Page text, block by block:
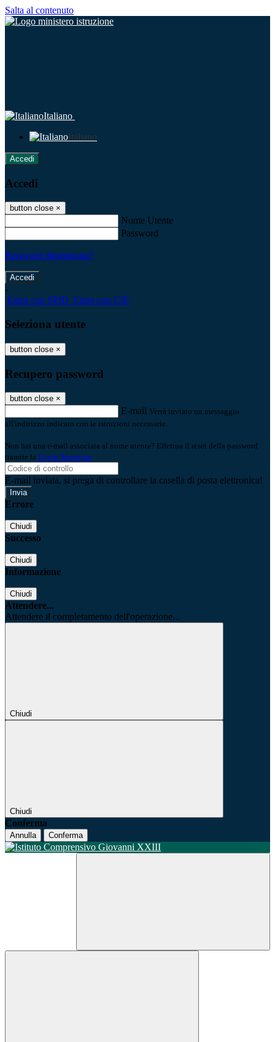
Salta al contenuto
Italiano
Italiano
Accedi
Accedi
button close ×
Nome Utente
Password
Password dimenticata?
-
Entra con SPID Entra con CIE
Seleziona utente
button close ×
Recupero password
button close ×
E-mail Verrà inviato un messaggio
all'indirizzo indicato con le istruzioni necessarie.
Non hai una e-mail associata al nome utente? Effettua il reset della password
tramite la Login Spaggiari
E-mail inviata, si prega di controllare la casella di posta elettronica!
Errore
Chiudi
Successo
Chiudi
Informazione
Chiudi
Attendere...
Attendere il completamento dell'operazione...
Chiudi
Chiudi
Conferma
Annulla Conferma